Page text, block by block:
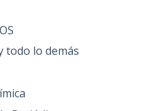
todo lo demás